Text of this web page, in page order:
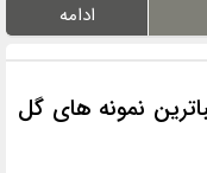
ادامه
نمونه های گل